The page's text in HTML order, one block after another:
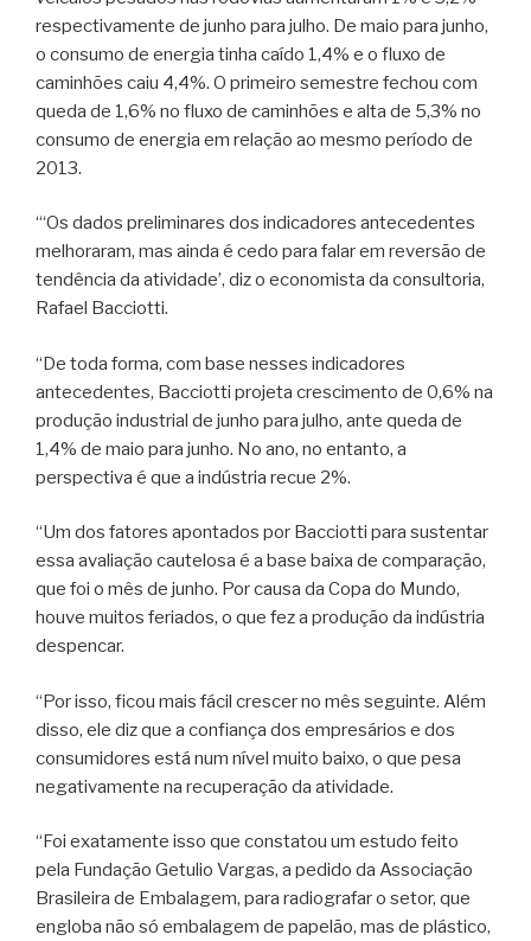
respectivamente de junho para julho. De maio para junho,
o consumo de energia tinha caído 1,4% e o fluxo de
caminhões caiu 4,4%. O primeiro semestre fechou com
queda de 1,6% no fluxo de caminhões e alta de 5,3% no
consumo de energia em relação ao mesmo período de
2013.
“‘Os dados preliminares dos indicadores antecedentes
melhoraram, mas ainda é cedo para falar em reversão de
tendência da atividade’, diz o economista da consultoria,
Rafael Bacciotti.
“De toda forma, com base nesses indicadores
antecedentes, Bacciotti projeta crescimento de 0,6% na
produção industrial de junho para julho, ante queda de
1,4% de maio para junho. No ano, no entanto, a
perspectiva é que a indústria recue 2%.
“Um dos fatores apontados por Bacciotti para sustentar
essa avaliação cautelosa é a base baixa de comparação,
que foi o mês de junho. Por causa da Copa do Mundo,
houve muitos feriados, o que fez a produção da indústria
despencar.
“Por isso, ficou mais fácil crescer no mês seguinte. Além
disso, ele diz que a confiança dos empresários e dos
consumidores está num nível muito baixo, o que pesa
negativamente na recuperação da atividade.
“Foi exatamente isso que constatou um estudo feito
pela Fundação Getulio Vargas, a pedido da Associação
Brasileira de Embalagem, para radiografar o setor, que
engloba não só embalagem de papelão, mas de plástico,